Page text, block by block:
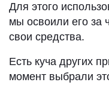
Для этого
мы освоили его за
свои средства.
Есть куча других
момент выбрали